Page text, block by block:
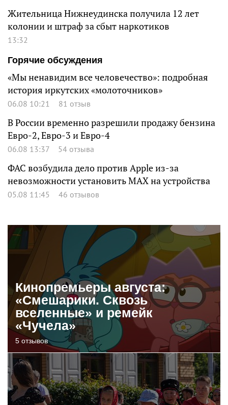
Жительница Нижнеудинска получила 12 лет
колонии и штраф за сбыт наркотиков
13:32
Горячие обсуждения
«Мы ненавидим все человечество»: подробная
история иркутских «молоточников»
06.08 10:21 81 отзыв
В России временно разрешили продажу бензина
Евро-2, Евро-3 и Евро-4
06.08 13:37 54 отзыва
ФАС возбудила дело против Apple из-за
невозможности установить MAX на устройства
05.08 11:45 46 отзывов
Кинопремьеры августа:
«Смешарики. Сквозь
вселенные» и ремейк
«Чучела»
5 отзывов